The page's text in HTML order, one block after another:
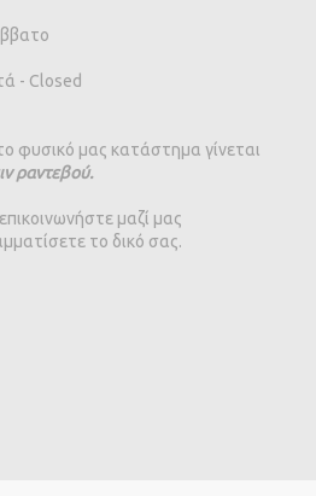
φυσικό μας κατάστημα γίνεται
ραντεβού.
μαζί μας
το δικό σας.